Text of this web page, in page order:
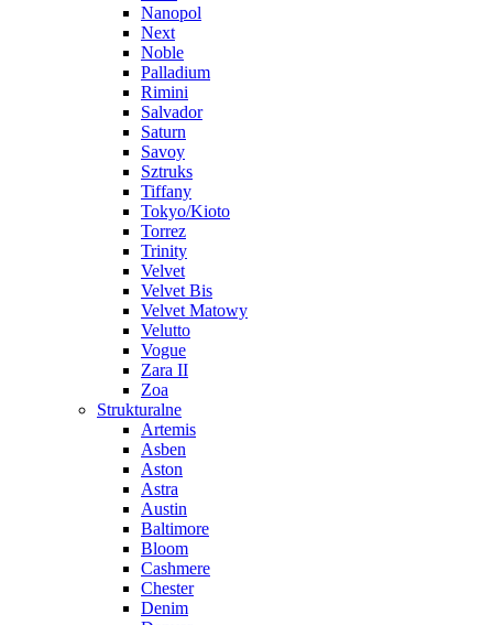
Nanopol
Next
Noble
Palladium
Rimini
Salvador
Saturn
Savoy
Sztruks
Tiffany
Tokyo/Kioto
Torrez
Trinity
Velvet
Velvet Bis
Velvet Matowy
Velutto
Vogue
Zara II
Zoa
Strukturalne
Artemis
Asben
Aston
Astra
Austin
Baltimore
Bloom
Cashmere
Chester
Denim